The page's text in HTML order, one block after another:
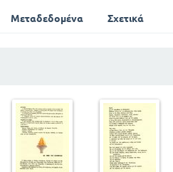
Μεταδεδομένα Σχετικά